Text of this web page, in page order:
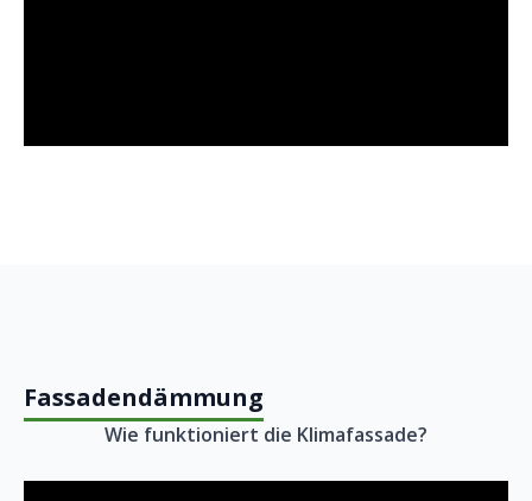
Fassadendämmung
Wie funktioniert die Klimafassade?